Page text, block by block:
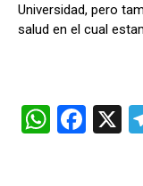
Universidad, pero
salud en el cual
W F
X